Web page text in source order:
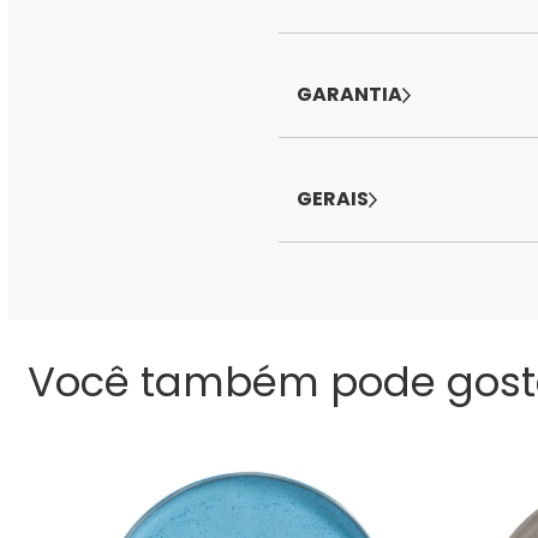
GARANTIA
GERAIS
Você também pode